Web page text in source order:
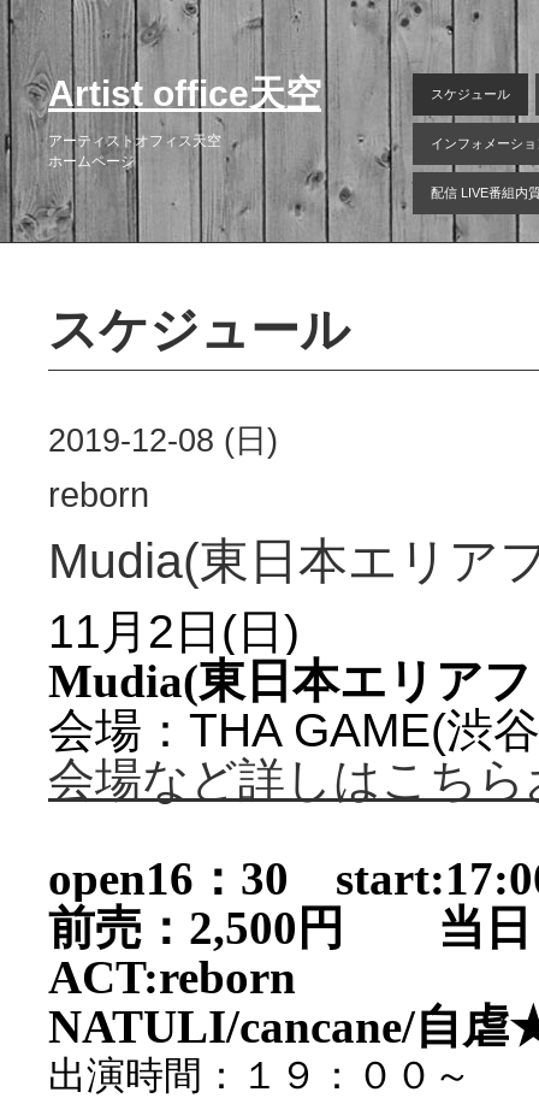
Artist office天空
アーティストオフィス天空
ホームページ
スケジュール
インフォメーショ
配信 LIVE番組内
スケジュール
2019-12-08 (日)
reborn
Mudia(東日本エリア
11月2日(日)
Mudia(東日本エリア
会場：THA GAME(渋
会場など詳しはこち
open16：30
前売：2,500円 当日
ACT:reborn
NATULI/cancane/自
出演時間：１９：００～